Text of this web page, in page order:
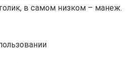
в самом низком – манеж.